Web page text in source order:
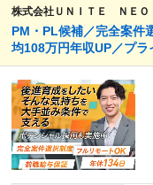
株式会社ＵＮＩＴＥ ＮＥＯ
PM・PL候補／完全案件
均108万円年収UP／プ